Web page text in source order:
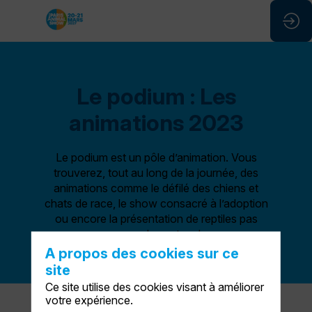
Le podium est un pôle d’animation. Vous
trouverez, tout au long de la journée, des
animations comme le défilé des chiens et
chats de race, le show consacré à l’adoption
ou encore la présentation de reptiles pas
comme les autres !
Le podium : Les
animations 2023
A propos des cookies sur ce
site
Ce site utilise des cookies visant à améliorer
votre expérience.